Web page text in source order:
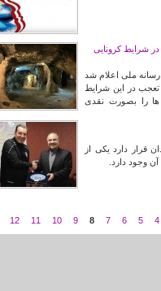
شرایط کرونایی
ملی اعلام شد
در این شرایط
را بصورت نقدی
کیلومتری شهر همدان قرار دارد یکی از
وجود دارد.
4
5
6
7
8
9
10
11
12